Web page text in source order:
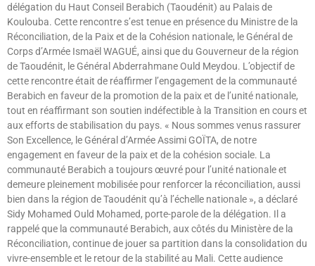
délégation du Haut Conseil Berabich (Taoudénit) au Palais de
Koulouba. Cette rencontre s’est tenue en présence du Ministre de la
Réconciliation, de la Paix et de la Cohésion nationale, le Général de
Corps d’Armée Ismaël WAGUÉ, ainsi que du Gouverneur de la région
de Taoudénit, le Général Abderrahmane Ould Meydou. L’objectif de
cette rencontre était de réaffirmer l’engagement de la communauté
Berabich en faveur de la promotion de la paix et de l’unité nationale,
tout en réaffirmant son soutien indéfectible à la Transition en cours et
aux efforts de stabilisation du pays. « Nous sommes venus rassurer
Son Excellence, le Général d’Armée Assimi GOÏTA, de notre
engagement en faveur de la paix et de la cohésion sociale. La
communauté Berabich a toujours œuvré pour l’unité nationale et
demeure pleinement mobilisée pour renforcer la réconciliation, aussi
bien dans la région de Taoudénit qu’à l’échelle nationale », a déclaré
Sidy Mohamed Ould Mohamed, porte-parole de la délégation. Il a
rappelé que la communauté Berabich, aux côtés du Ministère de la
Réconciliation, continue de jouer sa partition dans la consolidation du
vivre-ensemble et le retour de la stabilité au Mali. Cette audience